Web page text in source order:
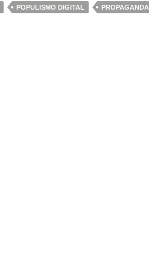
POPULISMO DIGITAL PROPAGANDA